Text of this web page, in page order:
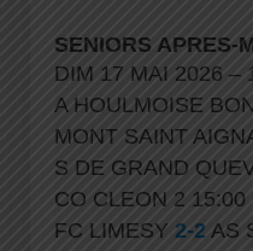
SENIORS APRES-
DIM 17 MAI 2026 –
A HOULMOISE
MONT SAINT
S DE GRAND
CO CLEON 2
FC LIMESY 2-2 AS